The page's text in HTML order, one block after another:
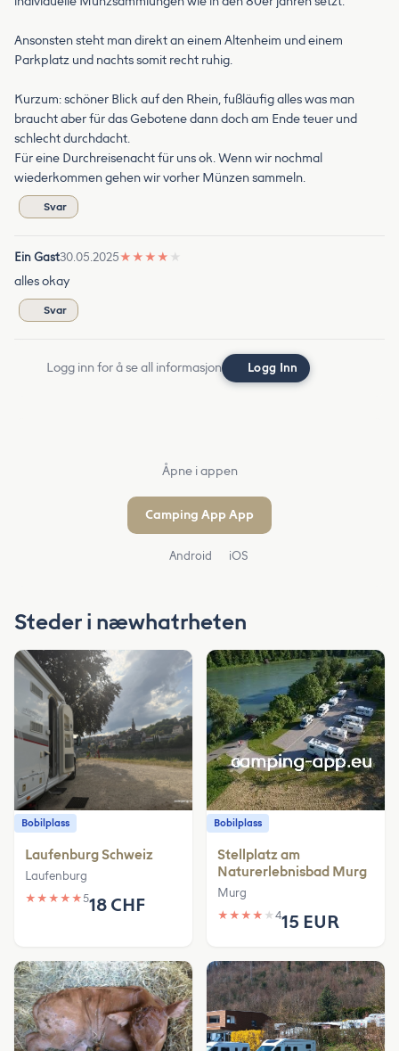
Ansonsten steht man direkt an einem Altenheim und einem
Parkplatz und nachts somit recht ruhig.
Kurzum: schöner Blick auf den Rhein, fußläufig alles was man
braucht aber für das Gebotene dann doch am Ende teuer und
schlecht durchdacht.
Für eine Durchreisenacht für uns ok. Wenn wir nochmal
wiederkommen gehen wir vorher Münzen sammeln.
Svar
Ein Gast30.05.2025★ ★ ★ ★ ★
alles okay
Svar
Logg inn for å se all informasjon Logg Inn
Åpne i appen
Camping App App
Android iOS
Steder i næwhatrheten
Bobilplass
Laufenburg Schweiz
Laufenburg
★ ★ ★ ★ ★518 CHF
Bobilplass
Stellplatz am
Naturerlebnisbad Murg
Murg
★ ★ ★ ★ ★ 415 EUR